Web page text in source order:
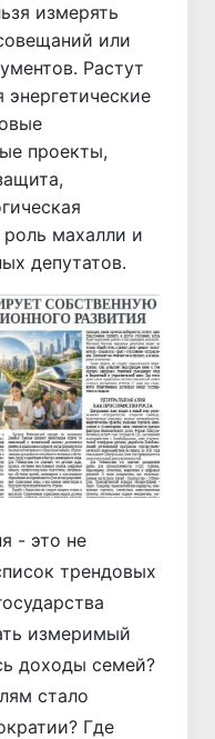
измерять
или
Растут
проекты,
махалли и
депутатов.
- это не
трендовых
измеримый
доходы семей?
стало
Где